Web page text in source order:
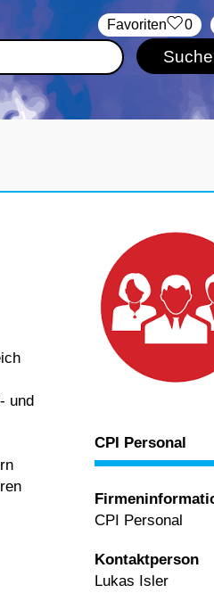
‏Favoriten 0
und
CPI Personal
CPI Personal
Kontaktperson
Lukas Isler